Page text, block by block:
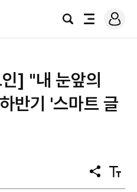
검
전
로
그
] "내 눈앞의
반기 '스마트 글
공
유
텍
스